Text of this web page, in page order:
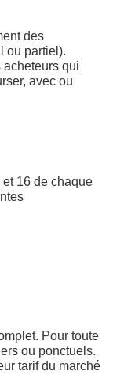
des
ou partiel).
qui
avec ou
16 de chaque
Pour toute
ou ponctuels.
tarif du marché